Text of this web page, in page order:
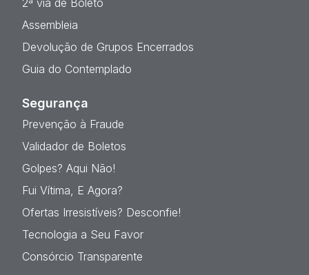
Assembleia
Devolução de Grupos Encerrados
Guia do Contemplado
Segurança
Prevenção à Fraude
Validador de Boletos
Golpes? Aqui Não!
Fui Vítima, E Agora?
Ofertas Irresistíveis? Desconfie!
Tecnologia a Seu Favor
Consórcio Transparente